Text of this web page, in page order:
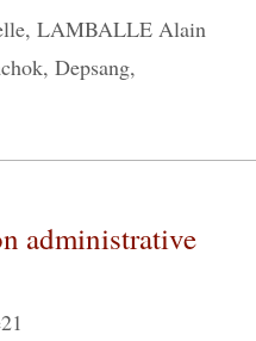
, LAMBALLE Alain
, Depsang,
administrative